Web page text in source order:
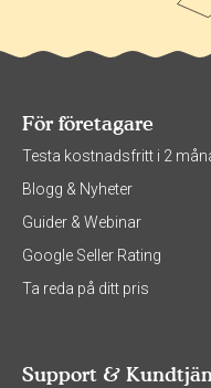
För företagare
Testa kostnadsfritt i 2
Blogg & Nyheter
Guider & Webinar
Google Seller Rating
Ta reda på ditt pris
Support &